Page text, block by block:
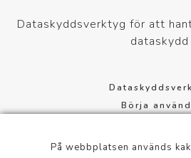
Dataskyddsverktyg för att
dataskydd
Börja
Cookie-
På webbplatsen används